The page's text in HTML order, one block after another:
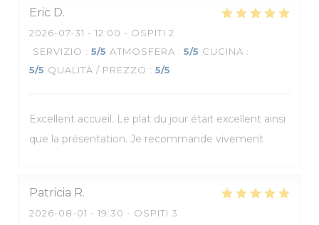
Eric D
2026-07-31 - 12:00 - OSPITI 2
SERVIZIO : 5/5 ATMOSFERA : 5/5 CUCINA :
5/5 QUALITÀ / PREZZO : 5/5
Excellent accueil. Le plat du jour était excellent ainsi
que la présentation. Je recommande vivement
Patricia R
2026-08-01 - 19:30 - OSPITI 3